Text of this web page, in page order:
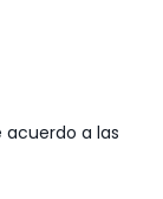
a las